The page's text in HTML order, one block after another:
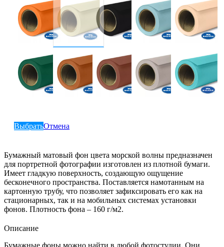
ВыбратьОтмена
Бумажный матовый фон цвета морской волны предназначен
для портретной фотографии изготовлен из плотной бумаги.
Имеет гладкую поверхность, создающую ощущение
бесконечного пространства. Поставляется намотанным на
картонную трубу, что позволяет зафиксировать его как на
стационарных, так и на мобильных системах установки
фонов. Плотность фона – 160 г/м2.
Описание
Бумажные фоны можно найти в любой фотостудии. Они